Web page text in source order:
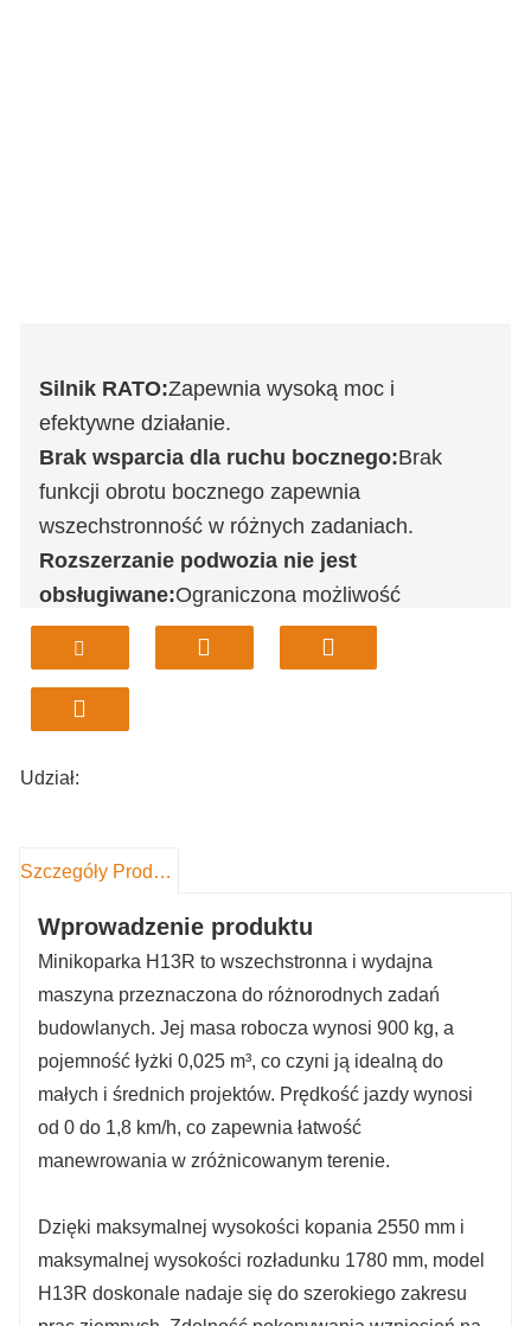
Silnik RATO:Zapewnia wysoką moc i
efektywne działanie.
Brak wsparcia dla ruchu bocznego:Brak
funkcji obrotu bocznego zapewnia
wszechstronność w różnych zadaniach.
Rozszerzanie podwozia nie jest
obsługiwane:Ograniczona możliwość
rozbudowy w przypadku konstrukcji
kompaktowych.
Zdolność wspinaczkowa 30%:
terenów pagórkowatych i nachyleń do 30%
Pojemność wiadra 0,025 m³:
Udział:
Szczegóły Produktu
Wprowadzenie produktu
Minikoparka H13R to wszechstronna i wydajna
maszyna przeznaczona do różnorodnych zadań
budowlanych. Jej masa robocza wynosi 900 kg, a
pojemność łyżki 0,025 m³, co czyni ją idealną do
małych i średnich projektów. Prędkość jazdy wynosi
od 0 do 1,8 km/h, co zapewnia łatwość
manewrowania w zróżnicowanym terenie.
Dzięki maksymalnej wysokości kopania 2550 mm i
maksymalnej wysokości rozładunku 1780 mm, model
H13R doskonale nadaje się do szerokiego zakresu